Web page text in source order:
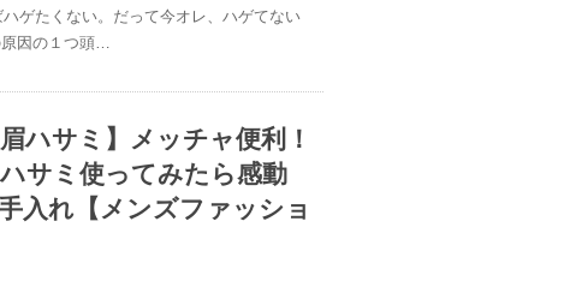
ゲたくない。だって今オレ、ハゲてない
因の１つ頭…
ハサミ】メッチャ便利！
サミ使ってみたら感動
入れ【メンズファッショ